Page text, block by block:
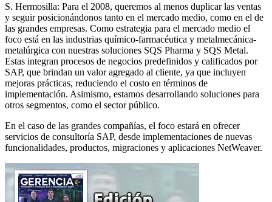
S. Hermosilla: Para el 2008, queremos al menos duplicar las ventas
y seguir posicionándonos tanto en el mercado medio, como en el de
las grandes empresas. Como estrategia para el mercado medio el
foco está en las industrias químico-farmacéutica y metalmecánica-
metalúrgica con nuestras soluciones SQS Pharma y SQS Metal.
Estas integran procesos de negocios predefinidos y calificados por
SAP, que brindan un valor agregado al cliente, ya que incluyen
mejoras prácticas, reduciendo el costo en términos de
implementación. Asimismo, estamos desarrollando soluciones para
otros segmentos, como el sector público.
En el caso de las grandes compañías, el foco estará en ofrecer
servicios de consultoría SAP, desde implementaciones de nuevas
funcionalidades, productos, migraciones y aplicaciones NetWeaver.